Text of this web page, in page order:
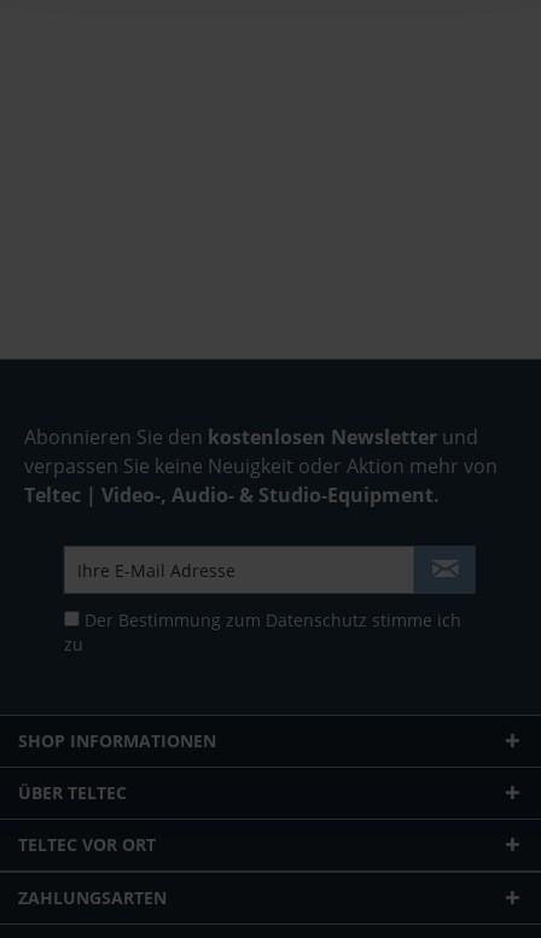
Abonnieren Sie den kostenlosen Newsletter und
verpassen Sie keine Neuigkeit oder Aktion mehr von
Teltec | Video-, Audio- & Studio-Equipment.
Der Bestimmung zum Datenschutz stimme ich
zu
SHOP INFORMATIONEN
ÜBER TELTEC
TELTEC VOR ORT
ZAHLUNGSARTEN